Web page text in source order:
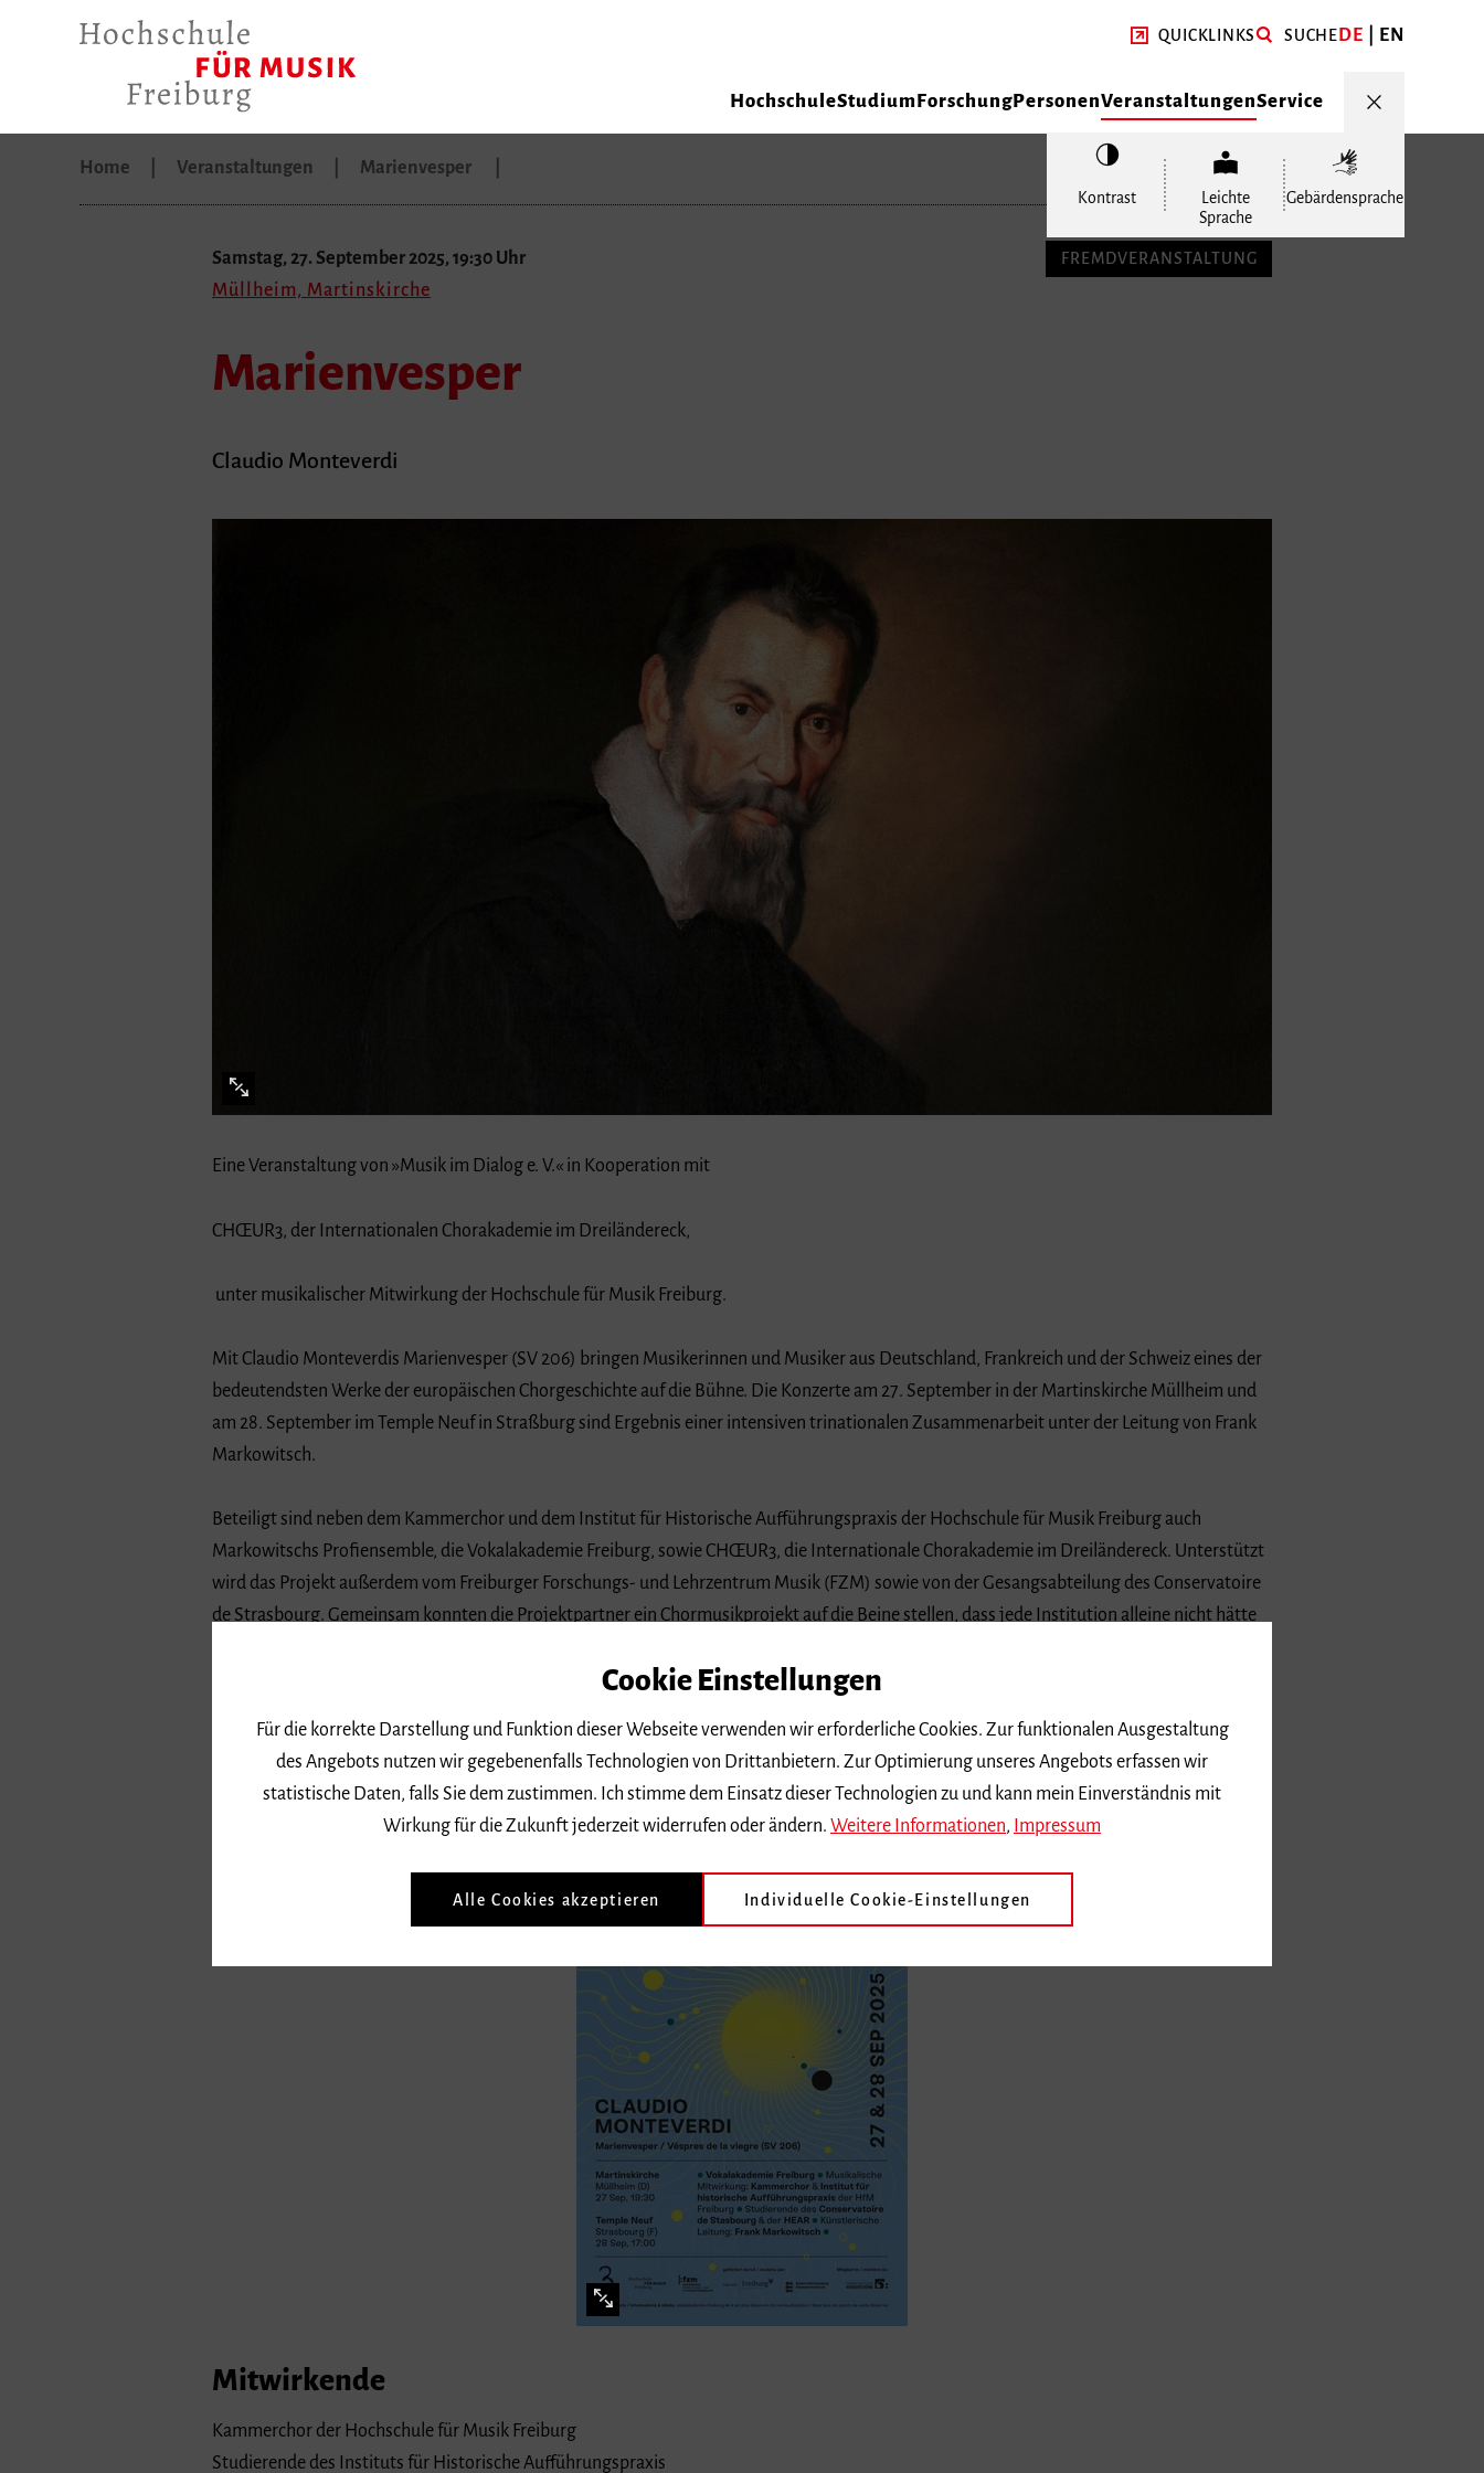
QUICKLINKS SUCHEDE EN
HochschuleStudiumForschungPersonenVeranstaltungenService
Kontrast
Leichte
Sprache
Gebärdensprache
Home Veranstaltungen Marienvesper
Samstag, 27. September 2025, 19:30 Uhr
Müllheim, Martinskirche
FREMDVERANSTALTUNG
Marienvesper
Claudio Monteverdi
Eine Veranstaltung von »Musik im Dialog e. V.« in Kooperation mit
CHŒUR3, der Internationalen Chorakademie im Dreiländereck,
unter musikalischer Mitwirkung der Hochschule für Musik Freiburg.
Mit Claudio Monteverdis Marienvesper (SV 206) bringen Musikerinnen und Musiker aus Deutschland, Frankreich und der Schweiz eines der
bedeutendsten Werke der europäischen Chorgeschichte auf die Bühne. Die Konzerte am 27. September in der Martinskirche Müllheim und
am 28. September im Temple Neuf in Straßburg sind Ergebnis einer intensiven trinationalen Zusammenarbeit unter der Leitung von Frank
Markowitsch.
Beteiligt sind neben dem Kammerchor und dem Institut für Historische Aufführungspraxis der Hochschule für Musik Freiburg auch
Markowitschs Profiensemble, die Vokalakademie Freiburg, sowie CHŒUR3, die Internationale Chorakademie im Dreiländereck. Unterstützt
wird das Projekt außerdem vom Freiburger Forschungs- und Lehrzentrum Musik (FZM) sowie von der Gesangsabteilung des Conservatoire
de Strasbourg. Gemeinsam konnten die Projektpartner ein Chormusikprojekt auf die Beine stellen, dass jede Institution alleine nicht hätte
1610 als klanglicher Brückenschlag zwischen Renaissance und Frühbarock entstand. Der Einsatz historischer Instrumente, die stilgerechte
Aufführungspraxis und ein mehrsprachiges Ensemble aus angehenden und professionellen Musiker:innen verleihen diesem Werk neue
Mitwirkende
Kammerchor der Hochschule für Musik Freiburg
Studierende des Instituts für Historische Aufführungspraxis
Cookie Einstellungen
Für die korrekte Darstellung und Funktion dieser Webseite verwenden wir erforderliche Cookies. Zur funktionalen Ausgestaltung
des Angebots nutzen wir gegebenenfalls Technologien von Drittanbietern. Zur Optimierung unseres Angebots erfassen wir
statistische Daten, falls Sie dem zustimmen. Ich stimme dem Einsatz dieser Technologien zu und kann mein Einverständnis mit
Wirkung für die Zukunft jederzeit widerrufen oder ändern. Weitere Informationen, Impressum
Alle Cookies akzeptieren Individuelle Cookie-Einstellungen